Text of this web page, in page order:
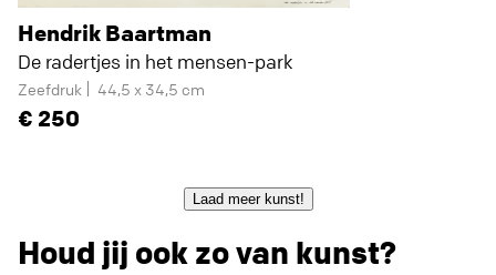
Hendrik Baartman
De radertjes in het mensen-park
Zeefdruk 44,5 x 34,5 cm
250
Laad meer kunst!
Houd jij ook zo van kunst?